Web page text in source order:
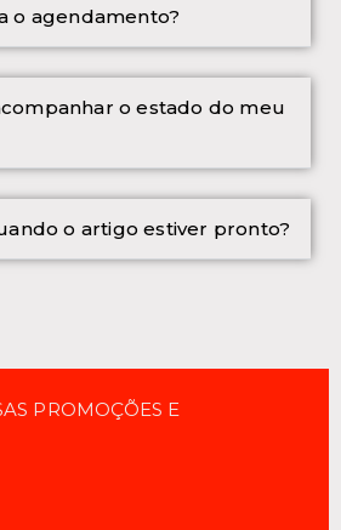
o agendamento?
o estado do meu
o artigo estiver pronto?
PROMOÇÕES E